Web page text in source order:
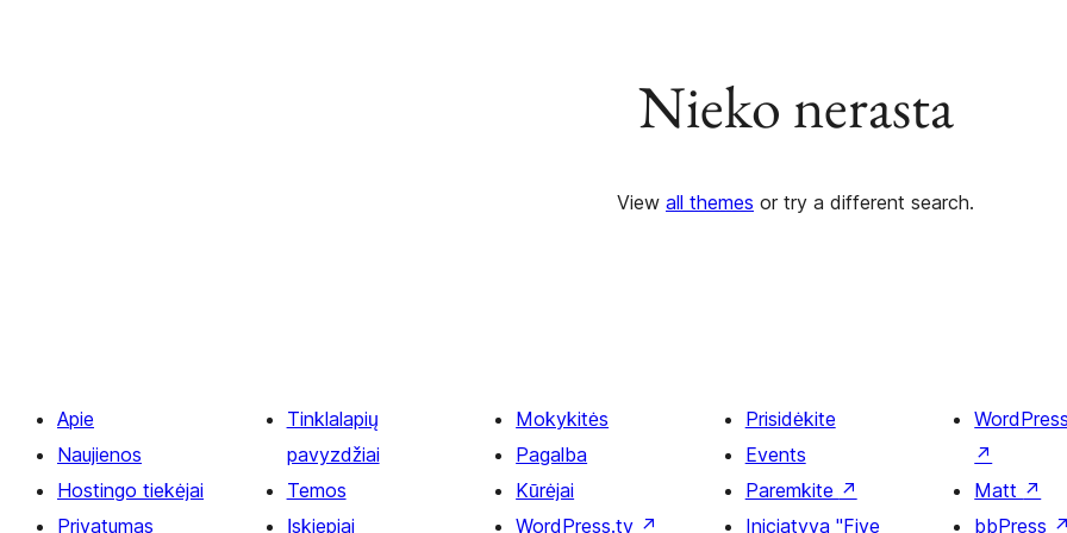
Nieko nerasta
View all themes or try a different search.
Apie
Naujienos
Hostingo tiekėjai
Privatumas
Tinklalapių
pavyzdžiai
Temos
Įskiepiai
Mokykitės
Pagalba
Kūrėjai
WordPress.tv ↗
Prisidėkite
Events
Paremkite ↗
Iniciatyva "Five
↗
Matt ↗
bbPress ↗